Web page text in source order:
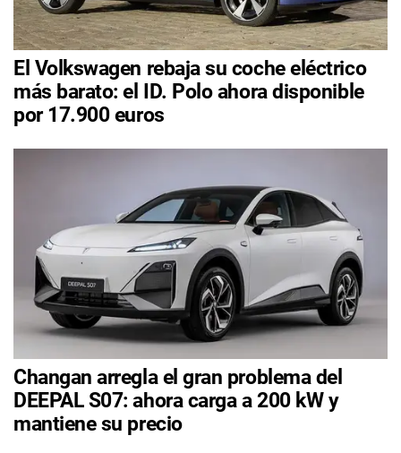
El Volkswagen rebaja su coche eléctrico
más barato: el ID. Polo ahora disponible
por 17.900 euros
Changan arregla el gran problema del
DEEPAL S07: ahora carga a 200 kW y
mantiene su precio